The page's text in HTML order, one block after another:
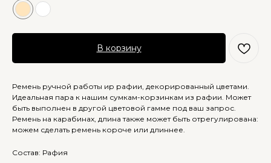
В корзину
Ремень ручной работы ир рафии, декорированный цветами.
Идеальная пара к нашим сумкам-корзинкам из рафии. Может
быть выполнен в другой цветовой гамме под ваш запрос.
Ремень на карабинах, длина также может быть отрегулирована:
можем сделать ремень короче или длиннее.
Состав: Рафия